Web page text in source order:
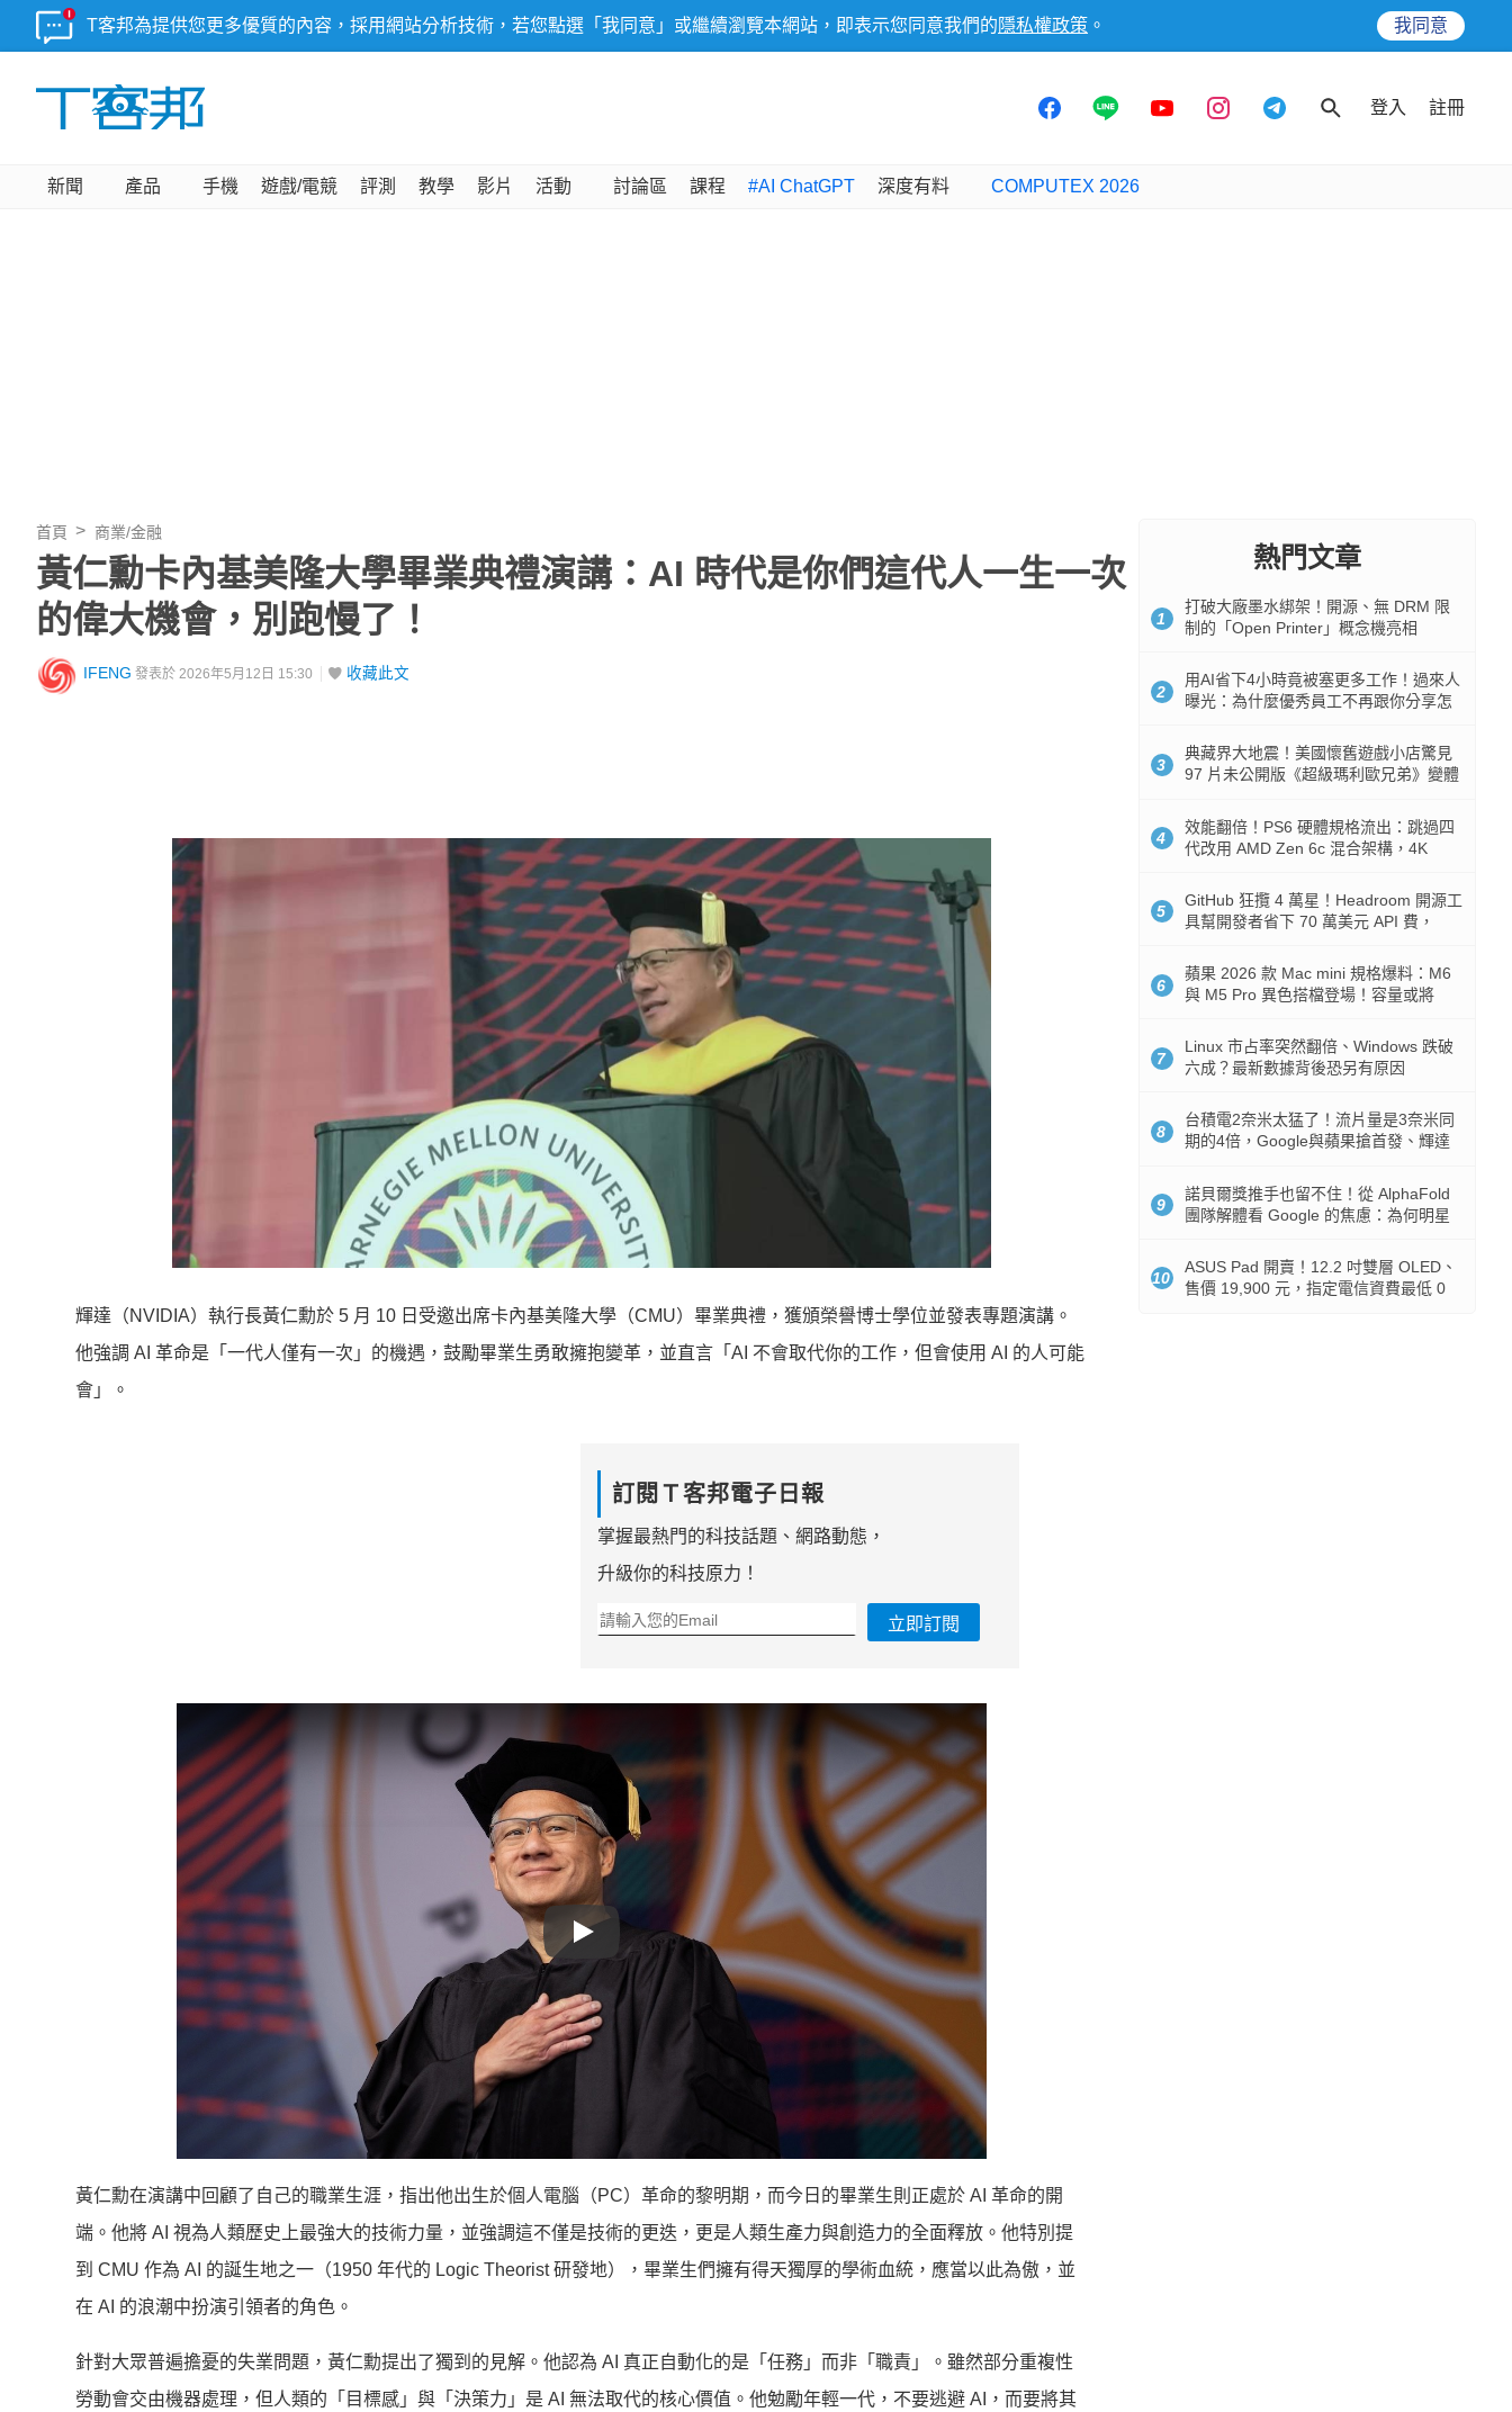
T客邦為提供您更多優質的內容，採用網站分析技術，若您點選「我同意」或繼續瀏覽本網站，即表示您同意我們的 隱私權政策 。 我同意
登入 註冊
新聞 產品 手機 遊戲/電競 評測 教學 影片 活動 討論區 課程 #AI ChatGPT 深度有料 COMPUTEX 2026
首頁 商業/金融
黃仁勳卡內基美隆大學畢業典禮演講：AI 時代是你們這代人一生一次
的偉大機會，別跑慢了！
IFENG 發表於 2026年5月12日 15:30 收藏此文
輝達（NVIDIA）執行長黃仁勳於 5 月 10 日受邀出席卡內基美隆大學（CMU）畢業典禮，獲頒榮譽博士學位並發表專題演講。
他強調 AI 革命是「一代人僅有一次」的機遇，鼓勵畢業生勇敢擁抱變革，並直言「AI 不會取代你的工作，但會使用 AI 的人可能
會」。
訂閱Ｔ客邦電子日報
掌握最熱門的科技話題、網路動態，
升級你的科技原力！
立即訂閱
Play
黃仁勳在演講中回顧了自己的職業生涯，指出他出生於個人電腦（PC）革命的黎明期，而今日的畢業生則正處於 AI 革命的開
端。他將 AI 視為人類歷史上最強大的技術力量，並強調這不僅是技術的更迭，更是人類生產力與創造力的全面釋放。他特別提
到 CMU 作為 AI 的誕生地之一（1950 年代的 Logic Theorist 研發地），畢業生們擁有得天獨厚的學術血統，應當以此為傲，並
在 AI 的浪潮中扮演引領者的角色。
針對大眾普遍擔憂的失業問題，黃仁勳提出了獨到的見解。他認為 AI 真正自動化的是「任務」而非「職責」。雖然部分重複性
勞動會交由機器處理，但人類的「目標感」與「決策力」是 AI 無法取代的核心價值。他勉勵年輕一代，不要逃避 AI，而要將其
熱門文章
1
打破大廠墨水綁架！開源、無 DRM 限
制的「Open Printer」概念機亮相
2
用AI省下4小時竟被塞更多工作！過來人
曝光：為什麼優秀員工不再跟你分享怎
3
典藏界大地震！美國懷舊遊戲小店驚見
97 片未公開版《超級瑪利歐兄弟》變體
4
效能翻倍！PS6 硬體規格流出：跳過四
代改用 AMD Zen 6c 混合架構，4K
5
GitHub 狂攬 4 萬星！Headroom 開源工
具幫開發者省下 70 萬美元 API 費，
6
蘋果 2026 款 Mac mini 規格爆料：M6
與 M5 Pro 異色搭檔登場！容量或將
7
Linux 市占率突然翻倍、Windows 跌破
六成？最新數據背後恐另有原因
8
台積電2奈米太猛了！流片量是3奈米同
期的4倍，Google與蘋果搶首發、輝達
9
諾貝爾獎推手也留不住！從 AlphaFold
團隊解體看 Google 的焦慮：為何明星
10
ASUS Pad 開賣！12.2 吋雙層 OLED、
售價 19,900 元，指定電信資費最低 0